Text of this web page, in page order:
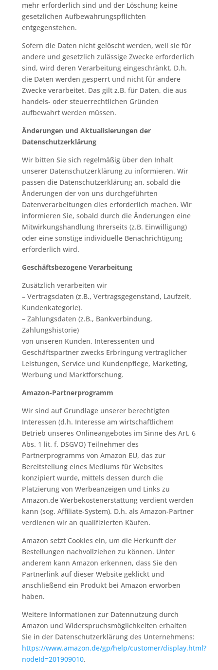
mehr erforderlich sind und der Löschung keine
gesetzlichen Aufbewahrungspflichten
entgegenstehen.
Sofern die Daten nicht gelöscht werden, weil sie für
andere und gesetzlich zulässige Zwecke erforderlich
sind, wird deren Verarbeitung eingeschränkt. D.h.
die Daten werden gesperrt und nicht für andere
Zwecke verarbeitet. Das gilt z.B. für Daten, die aus
handels- oder steuerrechtlichen Gründen
aufbewahrt werden müssen.
Änderungen und Aktualisierungen der
Datenschutzerklärung
Wir bitten Sie sich regelmäßig über den Inhalt
unserer Datenschutzerklärung zu informieren. Wir
passen die Datenschutzerklärung an, sobald die
Änderungen der von uns durchgeführten
Datenverarbeitungen dies erforderlich machen. Wir
informieren Sie, sobald durch die Änderungen eine
Mitwirkungshandlung Ihrerseits (z.B. Einwilligung)
oder eine sonstige individuelle Benachrichtigung
erforderlich wird.
Geschäftsbezogene Verarbeitung
Zusätzlich verarbeiten wir
– Vertragsdaten (z.B., Vertragsgegenstand, Laufzeit,
Kundenkategorie).
– Zahlungsdaten (z.B., Bankverbindung,
Zahlungshistorie)
von unseren Kunden, Interessenten und
Geschäftspartner zwecks Erbringung vertraglicher
Leistungen, Service und Kundenpflege, Marketing,
Werbung und Marktforschung.
Amazon-Partnerprogramm
Wir sind auf Grundlage unserer berechtigten
Interessen (d.h. Interesse am wirtschaftlichem
Betrieb unseres Onlineangebotes im Sinne des Art. 6
Abs. 1 lit. f. DSGVO) Teilnehmer des
Partnerprogramms von Amazon EU, das zur
Bereitstellung eines Mediums für Websites
konzipiert wurde, mittels dessen durch die
Platzierung von Werbeanzeigen und Links zu
Amazon.de Werbekostenerstattung verdient werden
kann (sog. Affiliate-System). D.h. als Amazon-Partner
verdienen wir an qualifizierten Käufen.
Amazon setzt Cookies ein, um die Herkunft der
Bestellungen nachvollziehen zu können. Unter
anderem kann Amazon erkennen, dass Sie den
Partnerlink auf dieser Website geklickt und
anschließend ein Produkt bei Amazon erworben
haben.
Weitere Informationen zur Datennutzung durch
Amazon und Widerspruchsmöglichkeiten erhalten
Sie in der Datenschutzerklärung des Unternehmens:
https://www.amazon.de/gp/help/customer/display.html?
nodeId=201909010.